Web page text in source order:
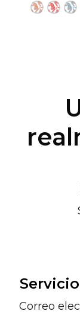
Correo